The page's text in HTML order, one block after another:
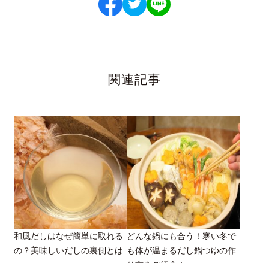
関連記事
和風だしはなぜ簡単に取れる
の？美味しいだしの裏側とは
どんな鍋にも合う！寒い冬で
も体が温まるだし鍋つゆの作